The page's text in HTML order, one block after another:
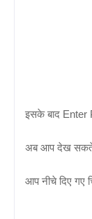
इसके बाद Enter
अब आप देख सकते
आप नीचे दिए गए